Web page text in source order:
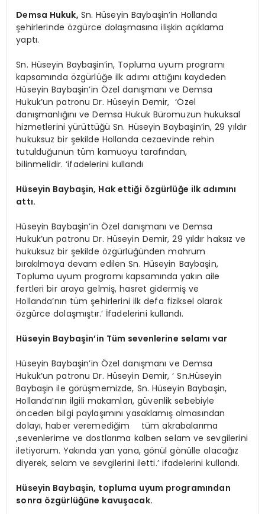
Demsa Hukuk, Sn. Hüseyin Baybaşin’in Hollanda
şehirlerinde özgürce dolaşmasına ilişkin açıklama
yaptı.
Sn. Hüseyin Baybaşin’in, Topluma uyum programı
kapsamında özgürlüğe ilk adımı attığını kaydeden
Hüseyin Baybaşin’in Özel danışmanı ve Demsa
Hukuk’un patronu Dr. Hüseyin Demir, ‘Özel
danışmanlığını ve Demsa Hukuk Büromuzun hukuksal
hizmetlerini yürüttüğü Sn. Hüseyin Baybaşin’in, 29 yıldır
hukuksuz bir şekilde Hollanda cezaevinde rehin
tutulduğunun tüm kamuoyu tarafından,
bilinmelidir. ‘ifadelerini kullandı
Hüseyin Baybaşin, Hak ettiği özgürlüğe ilk adımını
attı.
Hüseyin Baybaşin’in Özel danışmanı ve Demsa
Hukuk’un patronu Dr. Hüseyin Demir, 29 yıldır haksız ve
hukuksuz bir şekilde özgürlüğünden mahrum
bırakılmaya devam edilen Sn. Hüseyin Baybaşin,
Topluma uyum programı kapsamında yakın aile
fertleri bir araya gelmiş, hasret gidermiş ve
Hollanda’nın tüm şehirlerini ilk defa fiziksel olarak
özgürce dolaşmıştır.’ İfadelerini kullandı.
Hüseyin Baybaşin’in Tüm sevenlerine selamı var
Hüseyin Baybaşin’in Özel danışmanı ve Demsa
Hukuk’un patronu Dr. Hüseyin Demir, ‘ Sn.Hüseyin
Baybaşin ile görüşmemizde, Sn. Hüseyin Baybaşin,
Hollanda’nın ilgili makamları, güvenlik sebebiyle
önceden bilgi paylaşımını yasaklamış olmasından
dolayı, haber veremediğim tüm akrabalarıma
,sevenlerime ve dostlarıma kalben selam ve sevgilerini
iletiyorum. Yakında yan yana, gönül gönülle olacağız
diyerek, selam ve sevgilerini iletti.’ ifadelerini kullandı.
Hüseyin Baybaşin, topluma uyum programından
sonra özgürlüğüne kavuşacak.